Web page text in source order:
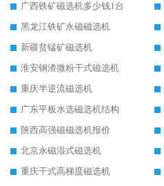
广西铁矿磁选机多少钱1台
黑龙江铁矿永磁磁选机
新疆贫锰矿磁选机
淮安钢渣微粉干式磁选机
重庆半逆流磁选机
广东平板水选磁选机结构
陕西高强磁磁选机报价
北京永磁湿式磁选机
重庆干式高梯度磁选机